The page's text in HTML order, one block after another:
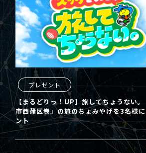
プレゼント
【まるどりっ！UP】旅してちょうない。
市西蒲区巻」の旅のちょみやげを3名様
ント